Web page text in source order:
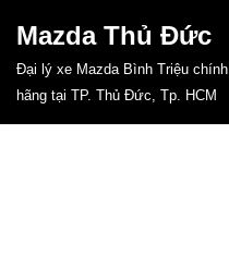
Mazda Thủ Đức
Đại lý xe Mazda Bình Triệu chính
hãng tại TP. Thủ Đức, Tp. HCM